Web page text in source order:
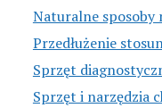
Naturalne sposoby
Przedłużenie
Sprzęt
Sprzęt i narzędzia